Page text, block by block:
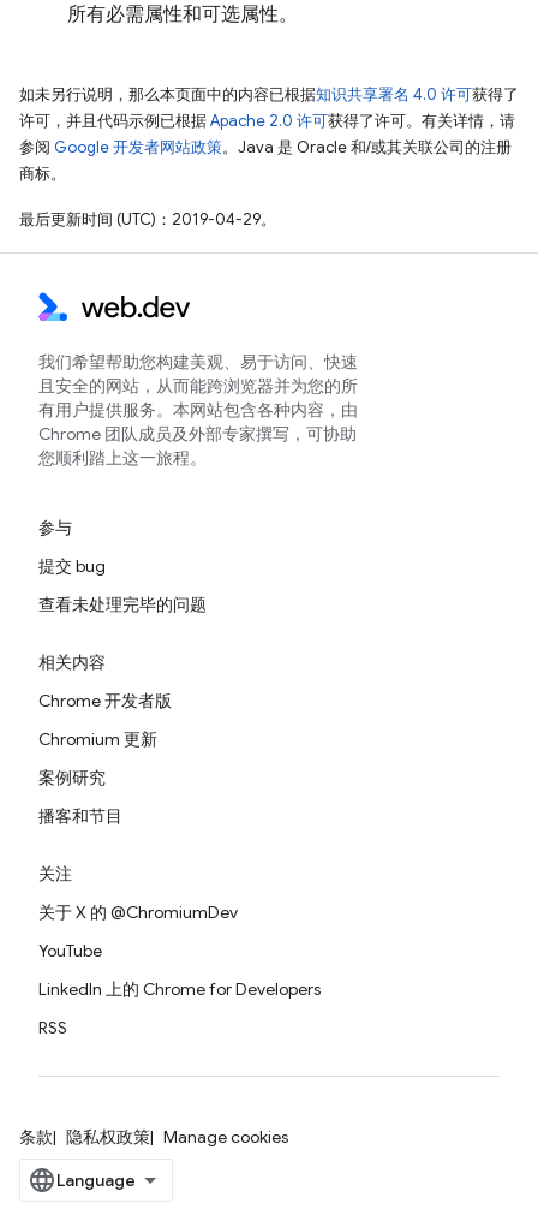
所有必需属性和可选属性。
如未另行说明，那么本页面中的内容已根据知识共享署名 4.0 许可获得了
许可，并且代码示例已根据Apache 2.0 许可获得了许可。有关详情，请
参阅 Google 开发者网站政策。Java 是 Oracle 和/或其关联公司的注册
商标。
最后更新时间 (UTC)：2019-04-29。
我们希望帮助您构建美观、易于访问、快速
且安全的网站，从而能跨浏览器并为您的所
有用户提供服务。本网站包含各种内容，由
Chrome 团队成员及外部专家撰写，可协助
您顺利踏上这一旅程。
参与
提交 bug
查看未处理完毕的问题
相关内容
Chrome 开发者版
Chromium 更新
案例研究
播客和节目
关注
关于 X 的 @ChromiumDev
YouTube
LinkedIn 上的 Chrome for Developers
RSS
条款 隐私权政策 Manage cookies